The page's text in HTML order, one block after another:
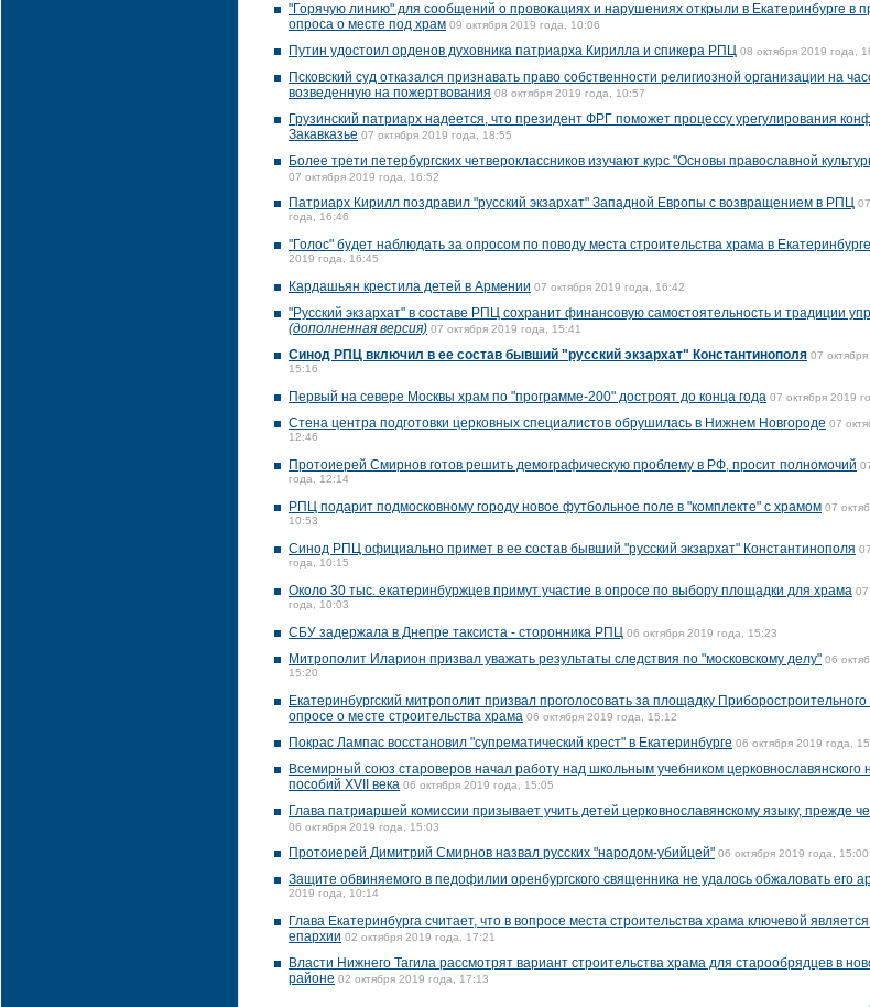
"Горячую линию" для сообщений о провокациях и нарушениях открыли в Екатеринбурге в
опроса о месте под храм 09 октября 2019 года, 10:06
Путин удостоил орденов духовника патриарха Кирилла и спикера РПЦ 08 октября 2019 года,
Псковский суд отказался признавать право собственности религиозной организации на
возведенную на пожертвования 08 октября 2019 года, 10:57
Грузинский патриарх надеется, что президент ФРГ поможет процессу урегулирования
Закавказье 07 октября 2019 года, 18:55
Более трети петербургских четвероклассников изучают курс "Основы православной
07 октября 2019 года, 16:52
Патриарх Кирилл поздравил "русский экзархат" Западной Европы с возвращением в РПЦ
года, 16:46
"Голос" будет наблюдать за опросом по поводу места строительства храма в Екатеринбурге
2019 года, 16:45
Кардашьян крестила детей в Армении 07 октября 2019 года, 16:42
"Русский экзархат" в составе РПЦ сохранит финансовую самостоятельность и традиции
(дополненная версия) 07 октября 2019 года, 15:41
Синод РПЦ включил в ее состав бывший "русский экзархат" Константинополя 07 октября
15:16
Первый на севере Москвы храм по "программе-200" достроят до конца года 07 октября 2019
Стена центра подготовки церковных специалистов обрушилась в Нижнем Новгороде 07
12:46
Протоиерей Смирнов готов решить демографическую проблему в РФ, просит полномочий
года, 12:14
РПЦ подарит подмосковному городу новое футбольное поле в "комплекте" с храмом 07
10:53
Синод РПЦ официально примет в ее состав бывший "русский экзархат" Константинополя
года, 10:15
Около 30 тыс. екатеринбуржцев примут участие в опросе по выбору площадки для храма 07
года, 10:03
СБУ задержала в Днепре таксиста - сторонника РПЦ 06 октября 2019 года, 15:23
Митрополит Иларион призвал уважать результаты следствия по "московскому делу" 06
15:20
Екатеринбургский митрополит призвал проголосовать за площадку Приборостроительного
опросе о месте строительства храма 06 октября 2019 года, 15:12
Покрас Лампас восстановил "супрематический крест" в Екатеринбурге 06 октября 2019 года,
Всемирный союз староверов начал работу над школьным учебником церковнославянского
пособий XVII века 06 октября 2019 года, 15:05
Глава патриаршей комиссии призывает учить детей церковнославянскому языку, прежде
06 октября 2019 года, 15:03
Протоиерей Димитрий Смирнов назвал русских "народом-убийцей" 06 октября 2019 года, 15:00
Защите обвиняемого в педофилии оренбургского священника не удалось обжаловать его
2019 года, 10:14
Глава Екатеринбурга считает, что в вопросе места строительства храма ключевой
епархии 02 октября 2019 года, 17:21
Власти Нижнего Тагила рассмотрят вариант строительства храма для старообрядцев в
районе 02 октября 2019 года, 17:13